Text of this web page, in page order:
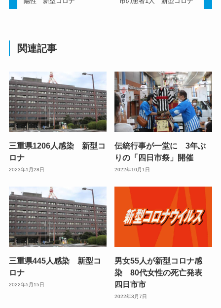
関連記事
三重県1206人感染 新型コ
ロナ
2023年1月28日
伝統行事が一堂に 3年ぶ
りの「四日市祭」開催
2022年10月1日
三重県445人感染 新型コ
ロナ
2022年5月15日
男女55人が新型コロナ感
染 80代女性の死亡発表
四日市市
2022年3月7日